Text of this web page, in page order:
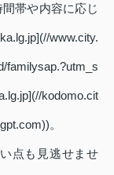
帯や内容に応じ
www.city.
familysap.?utm_s
kodomo.cit
。
点も見逃せませ